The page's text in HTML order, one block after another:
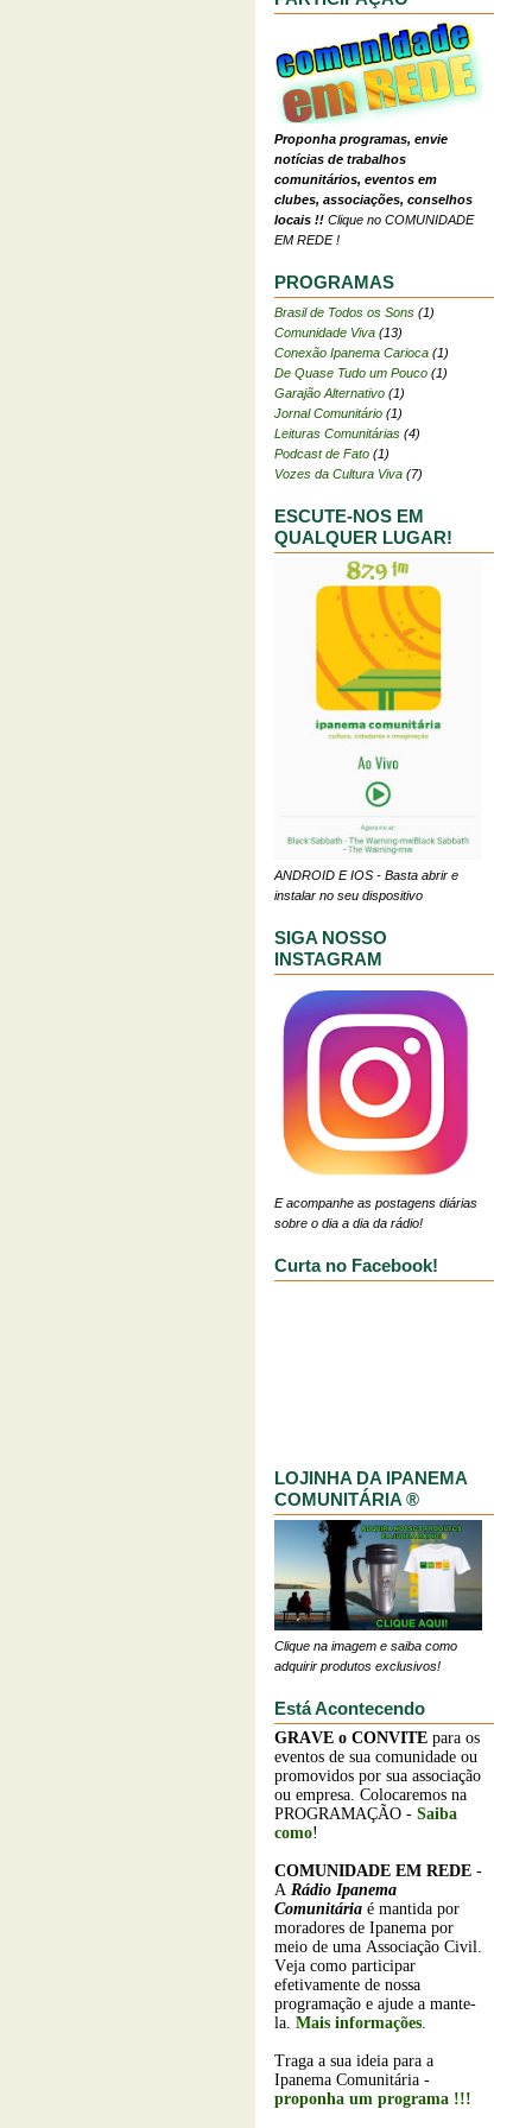
Proponha programas, envie
notícias de trabalhos
comunitários, eventos em
clubes, associações, conselhos
locais !! Clique no COMUNIDADE
EM REDE !
PROGRAMAS
Brasil de Todos os Sons (1)
Comunidade Viva (13)
Conexão Ipanema Carioca (1)
De Quase Tudo um Pouco (1)
Garajão Alternativo (1)
Jornal Comunitário (1)
Leituras Comunitárias (4)
Podcast de Fato (1)
Vozes da Cultura Viva (7)
ESCUTE-NOS EM
QUALQUER LUGAR!
ANDROID E IOS - Basta abrir e
instalar no seu dispositivo
SIGA NOSSO
INSTAGRAM
E acompanhe as postagens diárias
sobre o dia a dia da rádio!
Curta no Facebook!
LOJINHA DA IPANEMA
COMUNITÁRIA ®
Clique na imagem e saiba como
adquirir produtos exclusivos!
Está Acontecendo
GRAVE o CONVITE para os
eventos de sua comunidade ou
promovidos por sua associação
ou empresa. Colocaremos na
PROGRAMAÇÃO - Saiba
como!
COMUNIDADE EM REDE -
A Rádio Ipanema
Comunitária é mantida por
moradores de Ipanema por
meio de uma Associação Civil.
Veja como participar
efetivamente de nossa
programação e ajude a mante-
la. Mais informações.
Traga a sua ideia para a
Ipanema Comunitária -
proponha um programa !!!